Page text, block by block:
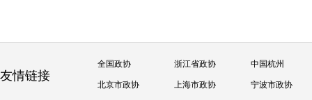
友情链接
全国政协 浙江省政协 中国杭州
北京市政协 上海市政协 宁波市政协